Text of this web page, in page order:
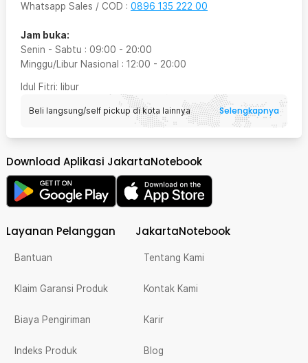
Whatsapp Sales / COD : 0896 135 222 00
Jam buka:
Senin - Sabtu : 09:00 - 20:00
Minggu/Libur Nasional : 12:00 - 20:00
Idul Fitri: libur
Beli langsung/self pickup di kota lainnya Selengkapnya
Download Aplikasi JakartaNotebook
Layanan Pelanggan
Bantuan
Klaim Garansi Produk
Biaya Pengiriman
Indeks Produk
JakartaNotebook
Tentang Kami
Kontak Kami
Karir
Blog